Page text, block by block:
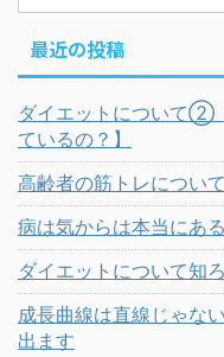
最近の投稿
ダイエットについて②
ているの？】
高齢者の筋トレについて
病は気からは本当にあ
ダイエットについて
成長曲線は直線じゃな
出ます